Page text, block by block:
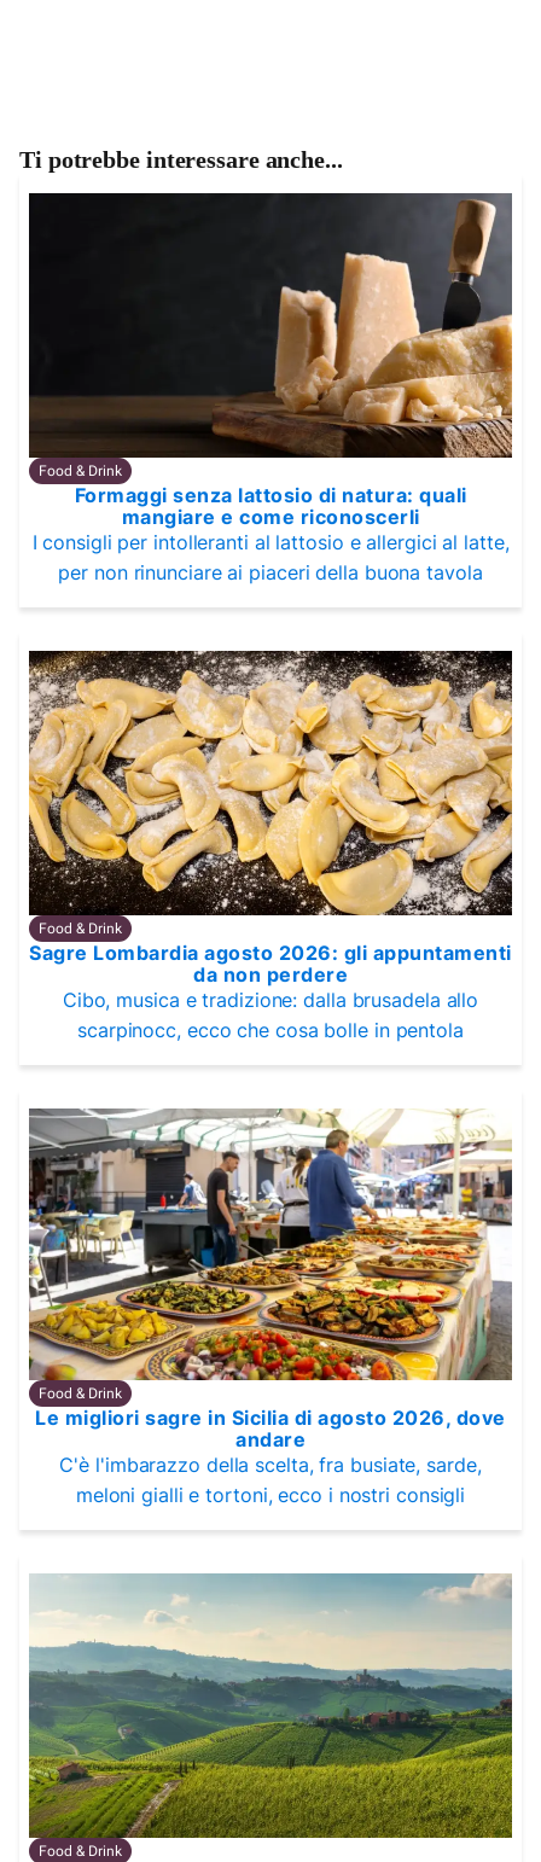
Ti potrebbe interessare anche...
Food & Drink
Formaggi senza lattosio di natura: quali
mangiare e come riconoscerli
I consigli per intolleranti al lattosio e allergici al latte,
per non rinunciare ai piaceri della buona tavola
Food & Drink
Sagre Lombardia agosto 2026: gli appuntamenti
da non perdere
Cibo, musica e tradizione: dalla brusadela allo
scarpinocc, ecco che cosa bolle in pentola
Food & Drink
Le migliori sagre in Sicilia di agosto 2026, dove
andare
C'è l'imbarazzo della scelta, fra busiate, sarde,
meloni gialli e tortoni, ecco i nostri consigli
Food & Drink